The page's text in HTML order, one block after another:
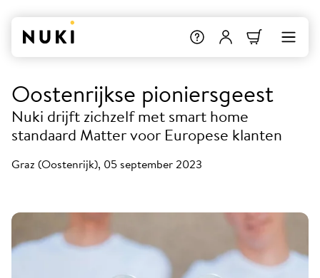
Oostenrijkse pioniersgeest
Nuki drijft zichzelf met smart home
standaard Matter voor Europese klanten
Graz (Oostenrijk), 05 september 2023